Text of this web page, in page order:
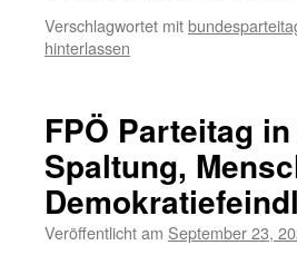
Verschlagwortet mit
hinterlassen
FPÖ Parteitag
Spaltung,
Veröffentlicht am September 23,